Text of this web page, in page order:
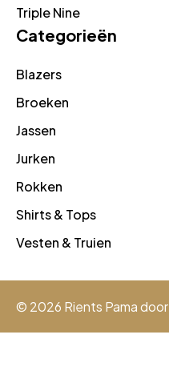
Triple Nine
Categorieën
Blazers
Broeken
Jassen
Jurken
Rokken
Shirts & Tops
Vesten & Truien
© 2026 Rients Pama door